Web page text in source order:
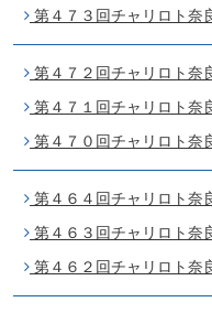
第４７３回チャリロト
第４７２回チャリロト
第４７１回チャリロト
第４７０回チャリロト
第４６４回チャリロト
第４６３回チャリロト
第４６２回チャリロト